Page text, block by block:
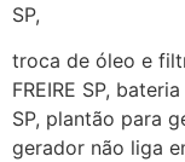
SP,
troca de óleo e
FREIRE SP,
SP, plantão para
gerador não liga